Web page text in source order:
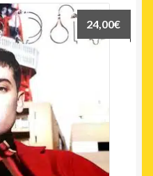
24,00€